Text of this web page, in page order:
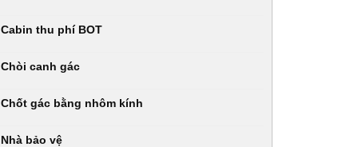
Cabin thu phí BOT
Chòi canh gác
Chốt gác bằng nhôm kính
Nhà bảo vệ